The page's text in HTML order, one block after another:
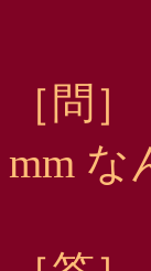
［問
mm な